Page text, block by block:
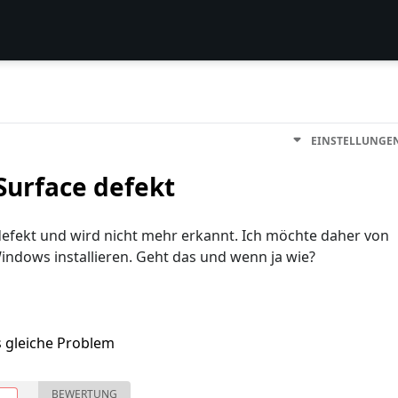
defekt
und wird nicht mehr erkannt. Ich möchte daher von
installieren. Geht das und wenn ja wie?
gleiche Problem
BEWERTUNG